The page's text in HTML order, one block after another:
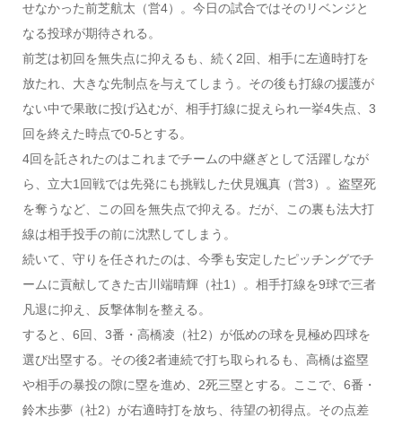
せなかった前芝航太（営4）。今日の試合ではそのリベンジと
なる投球が期待される。
前芝は初回を無失点に抑えるも、続く2回、相手に左適時打を
放たれ、大きな先制点を与えてしまう。その後も打線の援護が
ない中で果敢に投げ込むが、相手打線に捉えられ一挙4失点、3
回を終えた時点で0-5とする。
4回を託されたのはこれまでチームの中継ぎとして活躍しなが
ら、立大1回戦では先発にも挑戦した伏見颯真（営3）。盗塁死
を奪うなど、この回を無失点で抑える。だが、この裏も法大打
線は相手投手の前に沈黙してしまう。
続いて、守りを任されたのは、今季も安定したピッチングでチ
ームに貢献してきた古川端晴輝（社1）。相手打線を9球で三者
凡退に抑え、反撃体制を整える。
すると、6回、3番・高橋凌（社2）が低めの球を見極め四球を
選び出塁する。その後2者連続で打ち取られるも、高橋は盗塁
や相手の暴投の隙に塁を進め、2死三塁とする。ここで、6番・
鈴木歩夢（社2）が右適時打を放ち、待望の初得点。その点差